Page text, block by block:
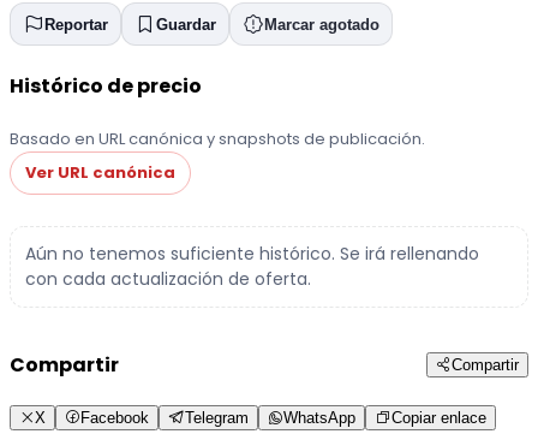
Reportar Guardar Marcar agotado
Histórico de precio
Basado en URL canónica y snapshots de publicación.
Ver URL canónica
Aún no tenemos suficiente histórico. Se irá rellenando
con cada actualización de oferta.
Compartir Compartir
X Facebook Telegram WhatsApp Copiar enlace